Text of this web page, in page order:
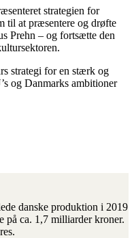
strategien for
til at præsentere og drøfte
Prehn – og fortsætte den
strategi for en stærk og
og Danmarks ambitioner
danske produktion i 2019
på ca. 1,7 milliarder kroner.